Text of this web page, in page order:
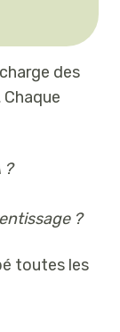
des
?
?
toutes les